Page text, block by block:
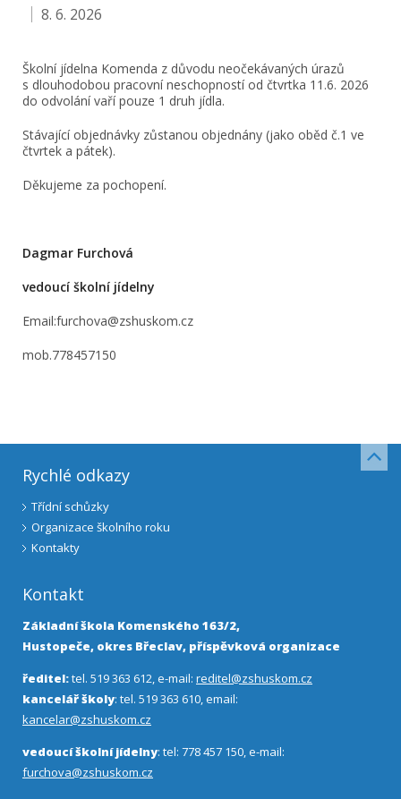
8. 6. 2026
Školní jídelna Komenda z důvodu neočekávaných úrazů
s dlouhodobou pracovní neschopností od čtvrtka 11.6. 2026
do odvolání vaří pouze 1 druh jídla.
Stávající objednávky zůstanou objednány (jako oběd č.1 ve
čtvrtek a pátek).
Děkujeme za pochopení.
Dagmar Furchová
vedoucí školní jídelny
Email:furchova@zshuskom.cz
mob.778457150
Rychlé odkazy
Třídní schůzky
Organizace školního roku
Kontakty
Kontakt
Základní škola Komenského 163/2,
Hustopeče, okres Břeclav, příspěvková organizace
ředitel:tel. 519 363 612, e-mail: reditel@zshuskom.cz
kancelář školy: tel. 519 363 610, email:
kancelar@zshuskom.cz
vedoucí školní jídelny: tel: 778 457 150, e-mail:
furchova@zshuskom.cz